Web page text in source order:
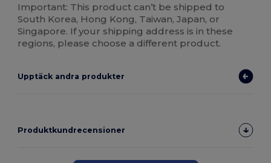
Important: This product can’t be shipped to
South Korea, Hong Kong, Taiwan, Japan, or
Singapore. If your shipping address is in these
regions, please choose a different product.
Upptäck andra produkter
Produktkundrecensioner